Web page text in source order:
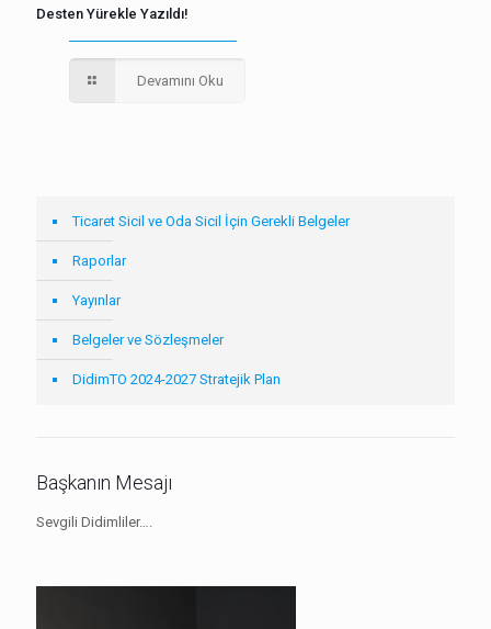
Desten Yürekle Yazıldı!
Devamını Oku
Ticaret Sicil ve Oda Sicil İçin Gerekli Belgeler
Raporlar
Yayınlar
Belgeler ve Sözleşmeler
DidimTO 2024-2027 Stratejik Plan
Başkanın Mesajı
Sevgili Didimliler….